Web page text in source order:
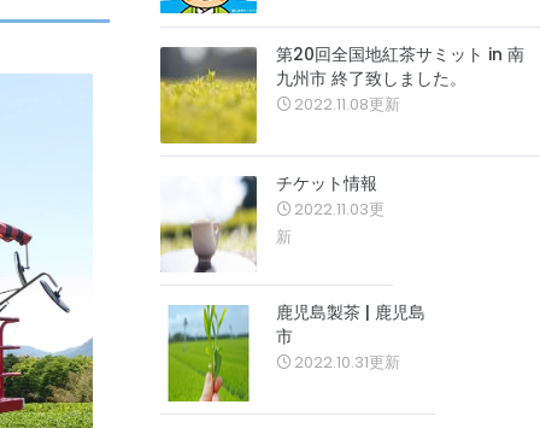
第20回全国地紅茶サミット in 南
九州市 終了致しました。
2022.11.08更新
チケット情報
2022.11.03更
新
鹿児島製茶 | 鹿児島
市
2022.10.31更新